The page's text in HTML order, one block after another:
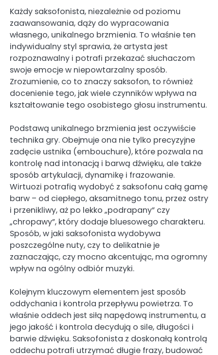
Każdy saksofonista, niezależnie od poziomu
zaawansowania, dąży do wypracowania
własnego, unikalnego brzmienia. To właśnie ten
indywidualny styl sprawia, że artysta jest
rozpoznawalny i potrafi przekazać słuchaczom
swoje emocje w niepowtarzalny sposób.
Zrozumienie, co to znaczy saksofon, to również
docenienie tego, jak wiele czynników wpływa na
kształtowanie tego osobistego głosu instrumentu.
Podstawą unikalnego brzmienia jest oczywiście
technika gry. Obejmuje ona nie tylko precyzyjne
zadęcie ustnika (embouchure), które pozwala na
kontrolę nad intonacją i barwą dźwięku, ale także
sposób artykulacji, dynamikę i frazowanie.
Wirtuozi potrafią wydobyć z saksofonu całą gamę
barw – od ciepłego, aksamitnego tonu, przez ostry
i przenikliwy, aż po lekko „podrapany” czy
„chropawy”, który dodaje bluesowego charakteru.
Sposób, w jaki saksofonista wydobywa
poszczególne nuty, czy to delikatnie je
zaznaczając, czy mocno akcentując, ma ogromny
wpływ na ogólny odbiór muzyki.
Kolejnym kluczowym elementem jest sposób
oddychania i kontrola przepływu powietrza. To
właśnie oddech jest siłą napędową instrumentu, a
jego jakość i kontrola decydują o sile, długości i
barwie dźwięku. Saksofonista z doskonałą kontrolą
oddechu potrafi utrzymać długie frazy, budować